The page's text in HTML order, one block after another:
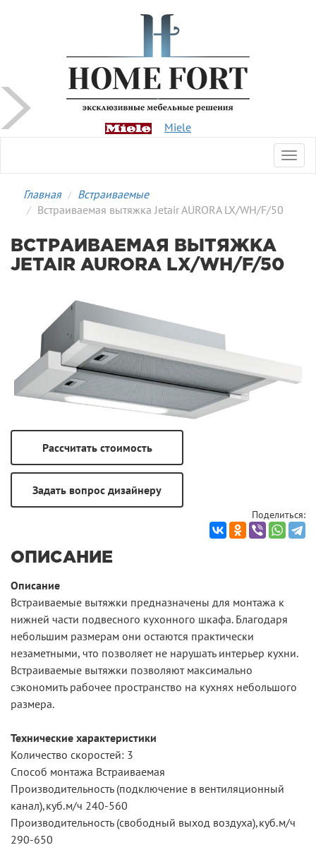
Miele
Главная
Встраиваемые
Встраиваемая вытяжка Jetair AURORA LX/WH/F/50
ВСТРАИВАЕМАЯ ВЫТЯЖКА
JETAIR AURORA LX/WH/F/50
Поделиться:
ОПИСАНИЕ
Описание
Встраиваемые вытяжки предназначены для монтажа к
нижней части подвесного кухонного шкафа. Благодаря
небольшим размерам они остаются практически
незаметными, что позволяет не нарушать интерьер кухни.
Встраиваемые вытяжки позволяют максимально
сэкономить рабочее пространство на кухнях небольшого
размера.
Технические характеристики
Количество скоростей: 3
Способ монтажа Встраиваемая
Производительность (подключение в вентиляционный
канал),куб.м/ч 240-560
Производительность (свободный выход воздуха),куб.м/ч
290-650